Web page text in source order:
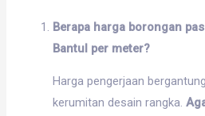
Berapa harga borongan
Bantul per meter?
Harga pengerjaan
kerumitan desain rangka.